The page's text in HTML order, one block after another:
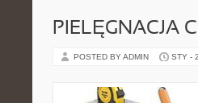
PIELĘGNACJA
POSTED BY ADMIN STY -